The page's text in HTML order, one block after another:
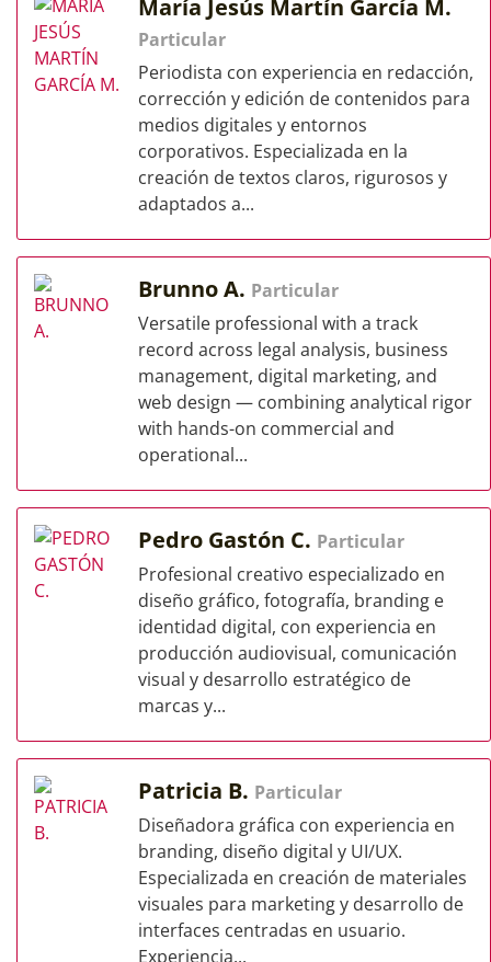
María Jesús Martín García M.
Particular
Periodista con experiencia en redacción,
corrección y edición de contenidos para
medios digitales y entornos
corporativos. Especializada en la
creación de textos claros, rigurosos y
adaptados a...
Brunno A. Particular
Versatile professional with a track
record across legal analysis, business
management, digital marketing, and
web design — combining analytical rigor
with hands-on commercial and
operational...
Pedro Gastón C. Particular
Profesional creativo especializado en
diseño gráfico, fotografía, branding e
identidad digital, con experiencia en
producción audiovisual, comunicación
visual y desarrollo estratégico de
marcas y...
Patricia B. Particular
Diseñadora gráfica con experiencia en
branding, diseño digital y UI/UX.
Especializada en creación de materiales
visuales para marketing y desarrollo de
interfaces centradas en usuario.
Experiencia...